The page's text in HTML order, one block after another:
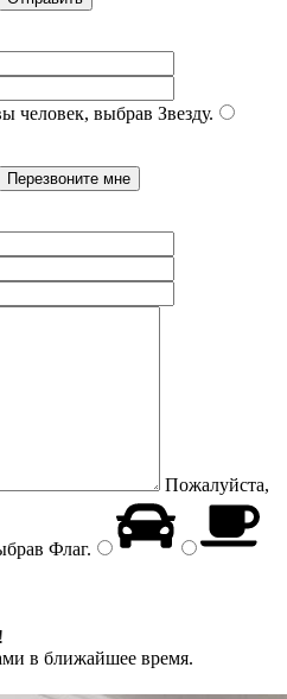
человек, выбрав Звезду.
Пожалуйста,
Флаг.
в ближайшее время.